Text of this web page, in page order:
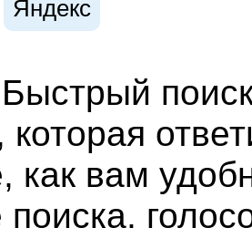
Яндекс
Быстрый
как вам
поиска,